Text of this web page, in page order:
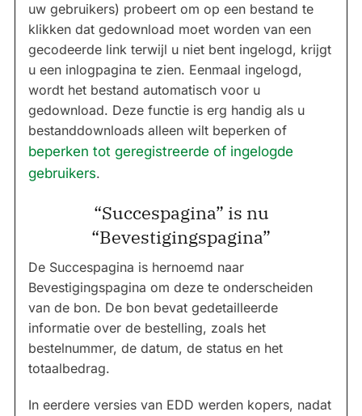
uw gebruikers) probeert om op een bestand te
klikken dat gedownload moet worden van een
gecodeerde link terwijl u niet bent ingelogd, krijgt
u een inlogpagina te zien. Eenmaal ingelogd,
wordt het bestand automatisch voor u
gedownload. Deze functie is erg handig als u
bestanddownloads alleen wilt beperken of
beperken tot geregistreerde of ingelogde
gebruikers.
“Succespagina” is nu
“Bevestigingspagina”
De Succespagina is hernoemd naar
Bevestigingspagina om deze te onderscheiden
van de bon. De bon bevat gedetailleerde
informatie over de bestelling, zoals het
bestelnummer, de datum, de status en het
totaalbedrag.
In eerdere versies van EDD werden kopers, nadat